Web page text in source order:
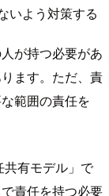
いよう対策する
が持つ必要があ
ます。ただ、責
範囲の責任を
有モデル」で
責任を持つ必要